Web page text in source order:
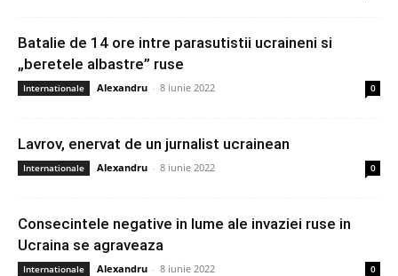
Batalie de 14 ore intre parasutistii ucraineni si
„beretele albastre” ruse
Internationale Alexandru - 8 iunie 2022 0
Lavrov, enervat de un jurnalist ucrainean
Internationale Alexandru - 8 iunie 2022 0
Consecintele negative in lume ale invaziei ruse in
Ucraina se agraveaza
Internationale Alexandru - 8 iunie 2022 0